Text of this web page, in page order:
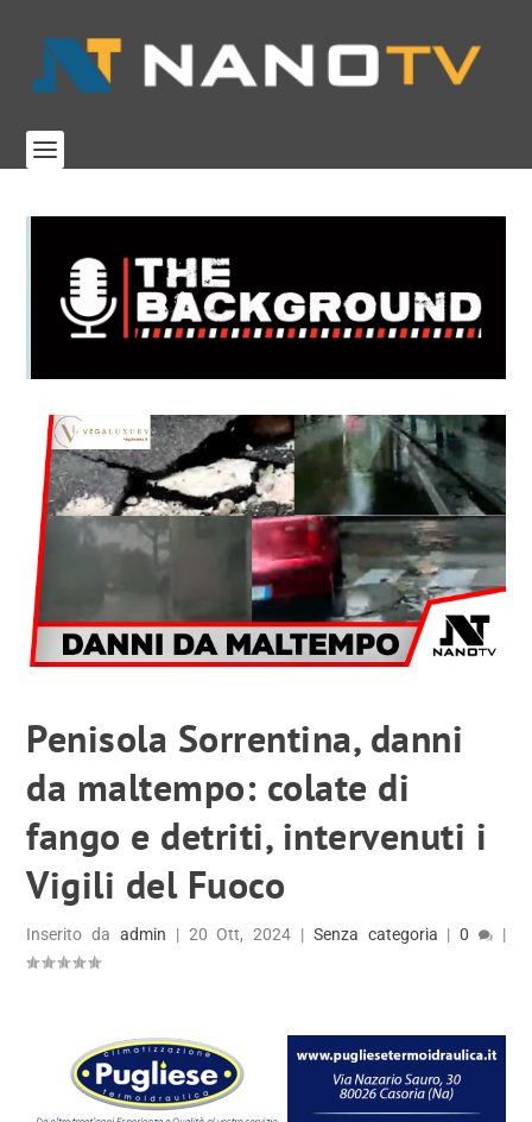
Penisola Sorrentina, danni
da maltempo: colate di
fango e detriti, intervenuti i
Vigili del Fuoco
Inserito da admin | 20 Ott, 2024 | Senza categoria |0 |